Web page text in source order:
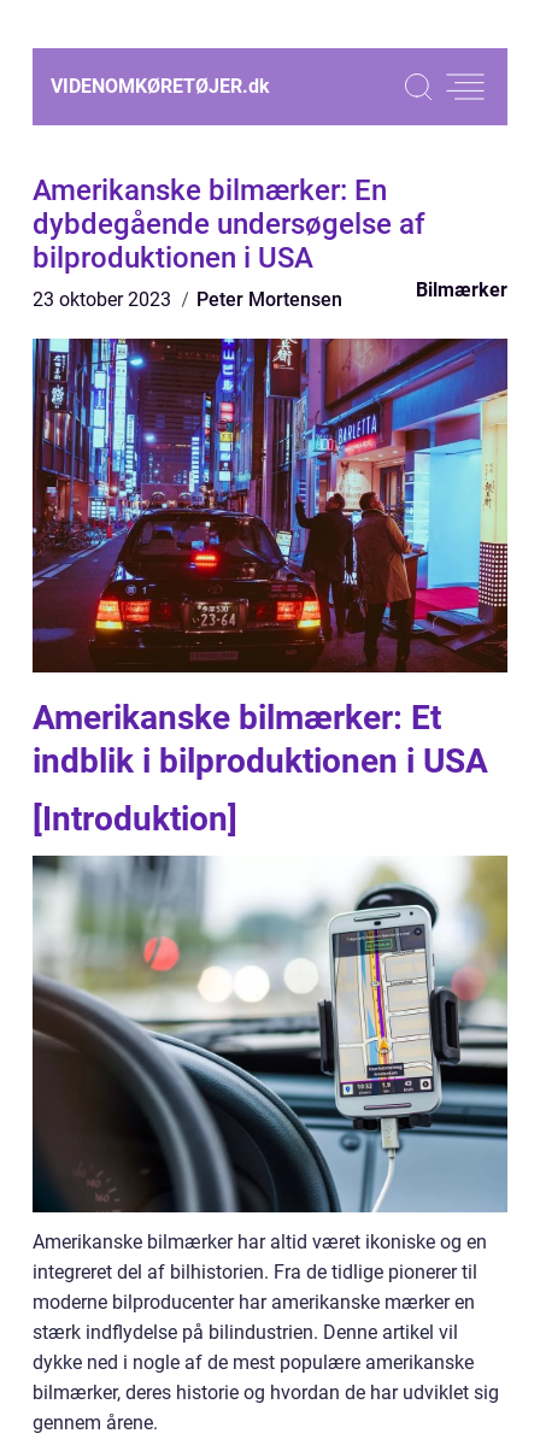
VIDENOMKØRETØJER.dk
Amerikanske bilmærker: En
dybdegående undersøgelse af
bilproduktionen i USA
23 oktober 2023 Peter Mortensen Bilmærker
Amerikanske bilmærker: Et
indblik i bilproduktionen i USA
[Introduktion]
Amerikanske bilmærker har altid været ikoniske og en
integreret del af bilhistorien. Fra de tidlige pionerer til
moderne bilproducenter har amerikanske mærker en
stærk indflydelse på bilindustrien. Denne artikel vil
dykke ned i nogle af de mest populære amerikanske
bilmærker, deres historie og hvordan de har udviklet sig
gennem årene.